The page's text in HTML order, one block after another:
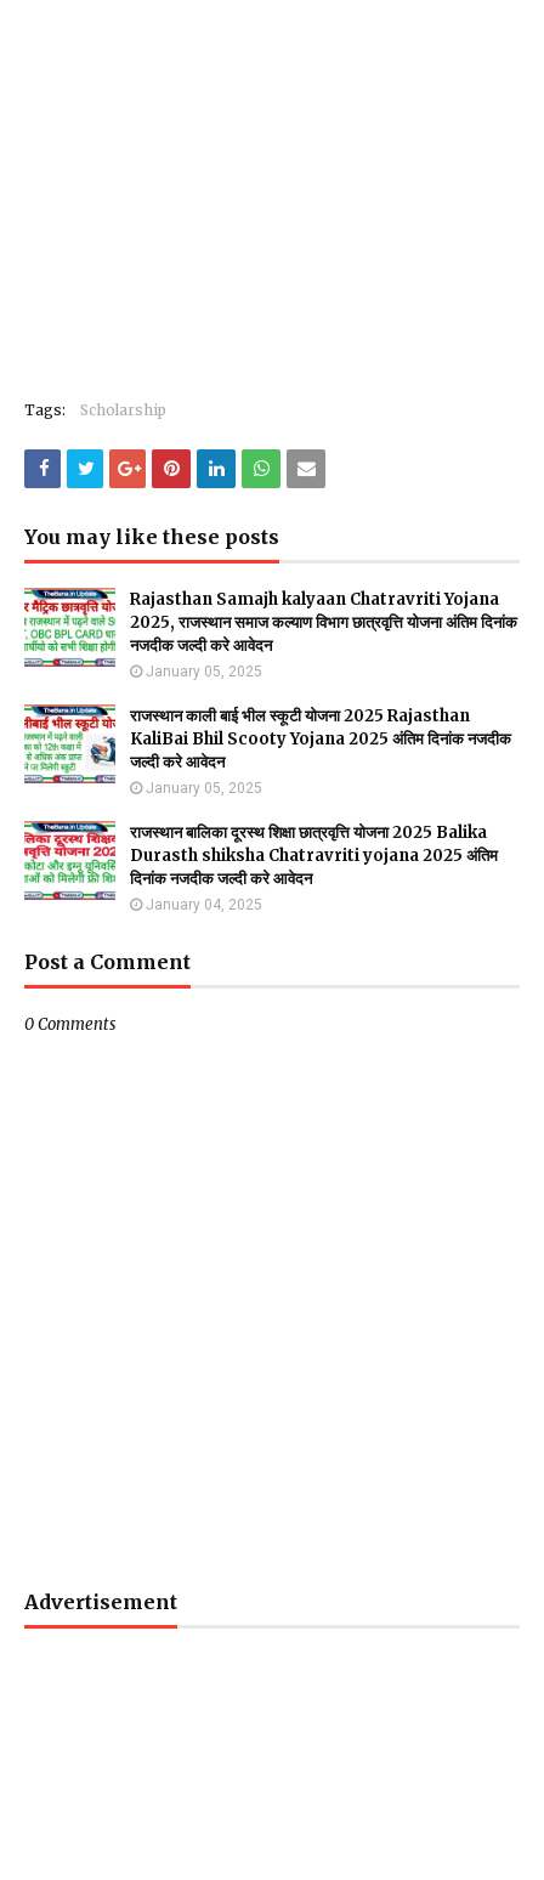
Tags: Scholarship
You may like these posts
Rajasthan Samajh kalyaan Chatravriti Yojana
2025, राजस्थान समाज कल्याण विभाग छात्रवृत्ति योजना अंतिम दिनांक
नजदीक जल्दी करे आवेदन
January 05, 2025
राजस्थान काली बाई भील स्कूटी योजना 2025 Rajasthan
KaliBai Bhil Scooty Yojana 2025 अंतिम दिनांक नजदीक
जल्दी करे आवेदन
January 05, 2025
राजस्थान बालिका दूरस्थ शिक्षा छात्रवृत्ति योजना 2025 Balika
Durasth shiksha Chatravriti yojana 2025 अंतिम
दिनांक नजदीक जल्दी करे आवेदन
January 04, 2025
Post a Comment
0 Comments
Advertisement